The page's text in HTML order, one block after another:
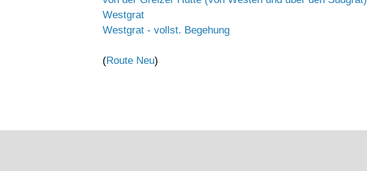
Westgrat
Westgrat - vollst. Begehung
(Route Neu)